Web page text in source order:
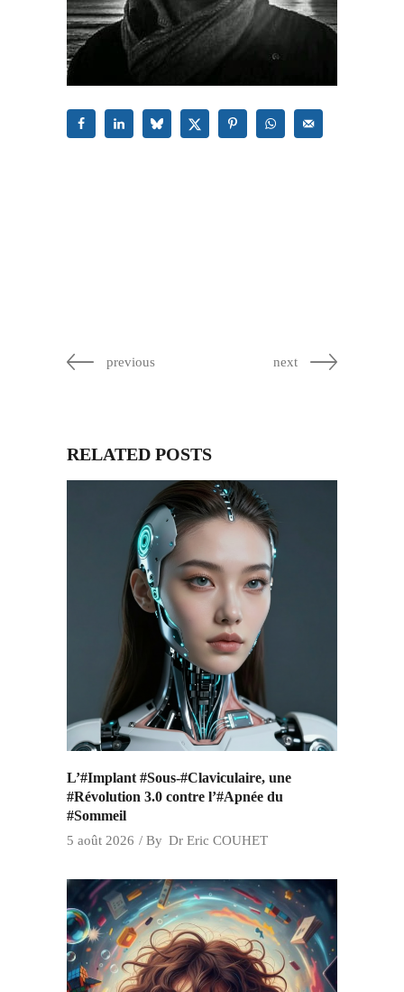
previous next
RELATED POSTS
L’#Implant #Sous-#Claviculaire, une
#Révolution 3.0 contre l’#Apnée du
#Sommeil
5 août 2026 By Dr Eric COUHET